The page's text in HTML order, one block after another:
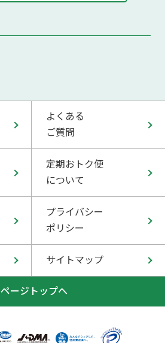
よくある
ご質問
定期おトク便
について
プライバシー
ポリシー
サイトマップ
ページトップへ